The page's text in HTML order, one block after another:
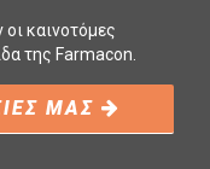
καινοτόμες
της Farmacon.
ΜΑΣ